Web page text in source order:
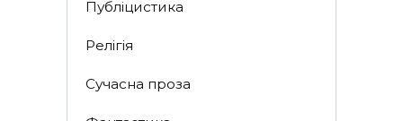
Публіцистика
Релігія
Сучасна проза